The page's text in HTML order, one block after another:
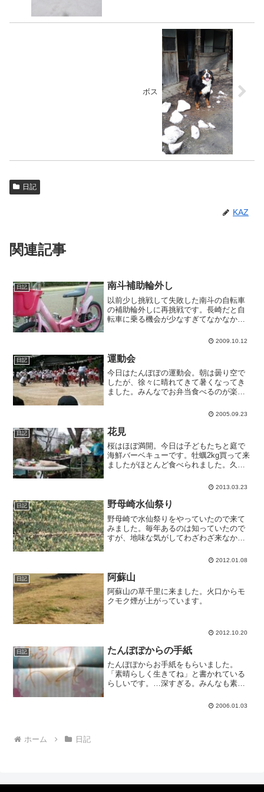
ボス
日記
KAZ
関連記事
日記 南斗補助輪外し
以前少し挑戦して失敗した南斗の自転車
の補助輪外しに再挑戦です。長崎だと自
転車に乗る機会が少なすぎてなかなか上
度は出来るようになりました。しかし怖
「きゃうけいする」と言っ...
2009.10.12
日記 運動会
今日はたんぽぽの運動会。朝は曇り空で
したが、徐々に晴れてきて暑くなってき
ました。みんなでお弁当食べるのが楽し
そうです。園庭が狭いので、隣の神社で
ものは、全て園児の手描き...
2005.09.23
日記 花見
桜はほぼ満開。今日は子どもたちと庭で
海鮮バーベキューです。牡蠣2kg買って来
ましたがほとんど食べられました。久々
しいです。午後になって少し肌寒くなっ
んどサクラ見てな...
2013.03.23
日記 野母崎水仙祭り
野母崎で水仙祭りをやっていたので来て
みました。毎年あるのは知っていたので
すが、地味な気がしてわざわざ来なかっ
した。でもたくさんの水仙でいい香りで
す。それにしても今日は暑いです。空気
は冷たいですが、日差しが...
2012.01.08
日記 阿蘇山
阿蘇山の草千里に来ました。火口からモ
クモク煙が上がっています。
2012.10.20
日記 たんぽぽからの手紙
たんぽぽからお手紙をもらいました。
「素晴らしく生きてね」と書かれている
らしいです。…深すぎる。みんなも素晴
2006.01.03
ホーム 日記